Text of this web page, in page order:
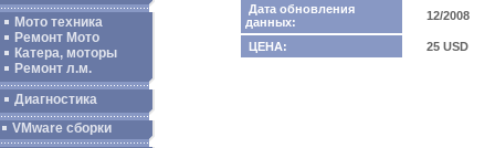
Мото техника
Ремонт Мото
Катера, моторы
Ремонт л.м.
Диагностика
VMware сборки
Дата обновления
данных:
12/2008
ЦЕНА: 25 USD